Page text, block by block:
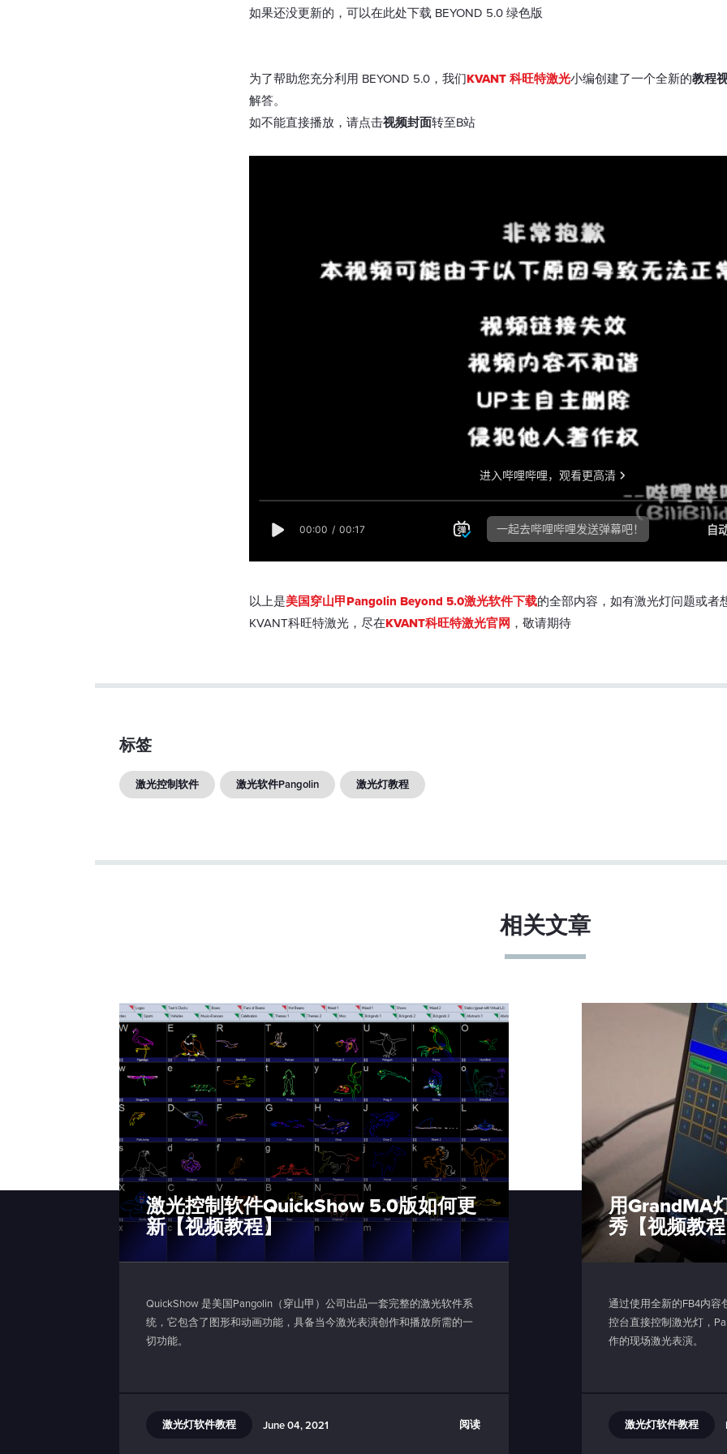
如果还没更新的，可以在此处下载 BEYOND 5.0 绿色版
为了帮助您充分利用 BEYOND 5.0，我们KVANT 科旺特激光小编创建了一个全新的教程
解答。
如不能直接播放，请点击视频封面转至B站
以上是美国穿山甲Pangolin Beyond 5.0激光软件下载的全部内容，如有激光灯问题或者
KVANT科旺特激光，尽在KVANT科旺特激光官网 ，敬请期待
标签
激光控制软件 激光软件Pangolin 激光灯教程
相关文章
激光控制软件QuickShow 5.0版如何更
新【视频教程】
QuickShow 是美国Pangolin（穿山甲）公司出品一套完整的激光软件系
统，它包含了图形和动画功能，具备当今激光表演创作和播放所需的一
切功能。
激光灯软件教程 June 04, 2021 阅读
用GrandMA
秀【视频教
通过使用全新的FB4内
控台直接控制激光灯，
作的现场激光表演。
激光灯软件教程